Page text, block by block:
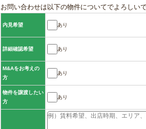
お問い合わせは以下の物件についてでよろしい
内見希望 あり
詳細確認希望 あり
M&Aをお考えの
方
あり
物件を譲渡したい
方
あり